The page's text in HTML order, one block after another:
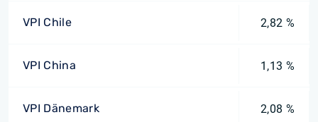
VPI Chile 2,82 %
VPI China 1,13 %
VPI Dänemark 2,08 %